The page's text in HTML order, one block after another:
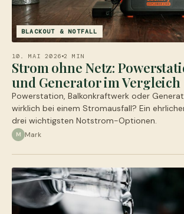
BLACKOUT & NOTFALL
10. MAI 2026 2 MIN
Strom ohne Netz:
und Generator im Vergleich
Powerstation, Balkonkraftwerk oder
wirklich bei einem Stromausfall? Ein
drei wichtigsten Notstrom-Optionen.
M Mark